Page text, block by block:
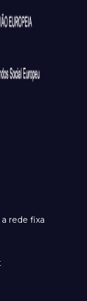
a rede fixa